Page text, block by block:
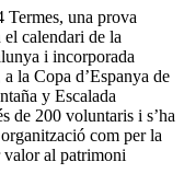
Termes, una prova
el calendari de la
i incorporada
la Copa d’Espanya de
y Escalada
de 200 voluntaris i s’ha
com per la
valor al patrimoni